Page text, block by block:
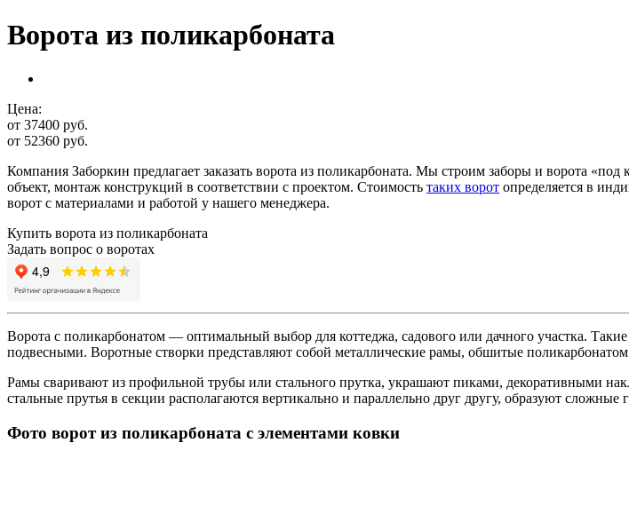
Ворота из поликарбоната
Цена:
от 37400 руб.
от 52360 руб.
Компания Заборкин предлагает заказать ворота из поликарбоната. Мы строим заборы и ворота
объект, монтаж конструкций в соответствии с проектом. Стоимость таких ворот определяется в
ворот с материалами и работой у нашего менеджера.
Купить ворота из поликарбоната
Задать вопрос о воротах
Ворота с поликарбонатом — оптимальный выбор для коттеджа, садового или дачного участка.
подвесными. Воротные створки представляют собой металлические рамы, обшитые
Рамы сваривают из профильной трубы или стального прутка, украшают пиками, декоративными
стальные прутья в секции располагаются вертикально и параллельно друг другу, образуют
Фото ворот из поликарбоната с элементами ковки